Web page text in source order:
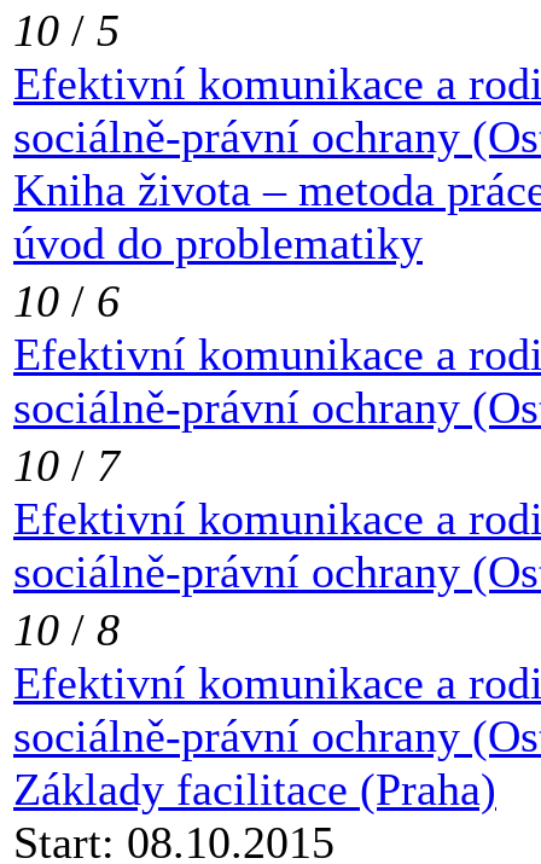
10 / 5
Efektivní komunikace a
sociálně-právní ochrany
Kniha života – metoda
úvod do problematiky
10 / 6
Efektivní komunikace a
sociálně-právní ochrany
10 / 7
Efektivní komunikace a
sociálně-právní ochrany
10 / 8
Efektivní komunikace a
sociálně-právní ochrany
Základy facilitace (Praha)
Start: 08.10.2015